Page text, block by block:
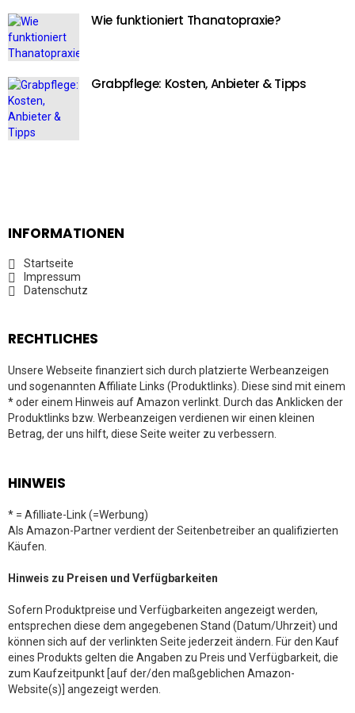
Wie funktioniert Thanatopraxie?
Grabpflege: Kosten, Anbieter & Tipps
INFORMATIONEN
Startseite
Impressum
Datenschutz
RECHTLICHES
Unsere Webseite finanziert sich durch platzierte Werbeanzeigen
und sogenannten Affiliate Links (Produktlinks). Diese sind mit einem
* oder einem Hinweis auf Amazon verlinkt. Durch das Anklicken der
Produktlinks bzw. Werbeanzeigen verdienen wir einen kleinen
Betrag, der uns hilft, diese Seite weiter zu verbessern.
HINWEIS
* = Afilliate-Link (=Werbung)
Als Amazon-Partner verdient der Seitenbetreiber an qualifizierten
Käufen.
Hinweis zu Preisen und Verfügbarkeiten
Sofern Produktpreise und Verfügbarkeiten angezeigt werden,
entsprechen diese dem angegebenen Stand (Datum/Uhrzeit) und
können sich auf der verlinkten Seite jederzeit ändern. Für den Kauf
eines Produkts gelten die Angaben zu Preis und Verfügbarkeit, die
zum Kaufzeitpunkt [auf der/den maßgeblichen Amazon-
Website(s)] angezeigt werden.